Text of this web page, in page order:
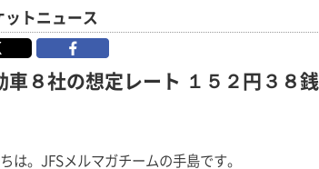
ットニュース
車８社の想定レート １５２円３８銭
は。JFSメルマガチームの手島です。